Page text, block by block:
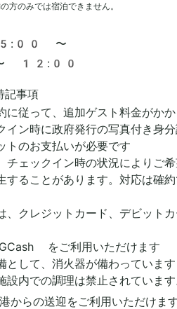
方のみでは宿泊できません。
〜
12:00
記事項
に従って、追加ゲスト料金がか
イン時に政府発行の写真付き身
トのお支払いが必要です
チェックイン時の状況によりご
することがあります。対応は確
、クレジットカード、デビット
をご利用いただけます
として、消火器が備わっています
設内での調理は禁止されています
からの送迎をご利用いただけ